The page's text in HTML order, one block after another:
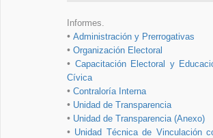
Informes.
• Administración y Prerrogativas
• Organización Electoral
• Capacitación Electoral y
Cívica
• Contraloría Interna
• Unidad de Transparencia
• Unidad de Transparencia (Anexo)
• Unidad Técnica de Vinculación